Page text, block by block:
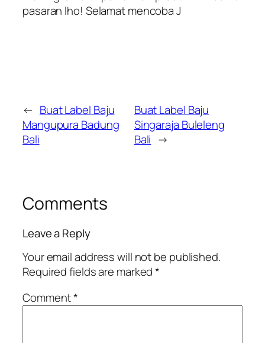
pasaran lho! Selamat mencoba J
← Buat Label Baju
Mangupura Badung
Bali
Buat Label Baju
Singaraja Buleleng
Bali →
Comments
Leave a Reply
Your email address will not be published.
Required fields are marked*
Comment*